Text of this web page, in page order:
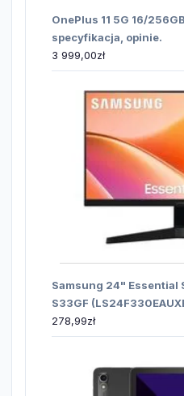
OnePlus 11 5G 16/
specyfikacja, opinie.
3 999,00zł
Samsung 24" Essential
S33GF
278,99zł